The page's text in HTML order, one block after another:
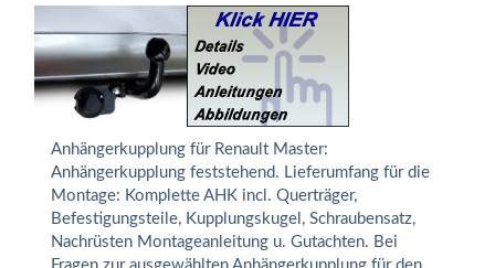
Anhängerkupplung für Renault Master:
Anhängerkupplung feststehend. Lieferumfang für die
Montage: Komplette AHK incl. Querträger,
Befestigungsteile, Kupplungskugel, Schraubensatz,
Nachrüsten Montageanleitung u. Gutachten. Bei